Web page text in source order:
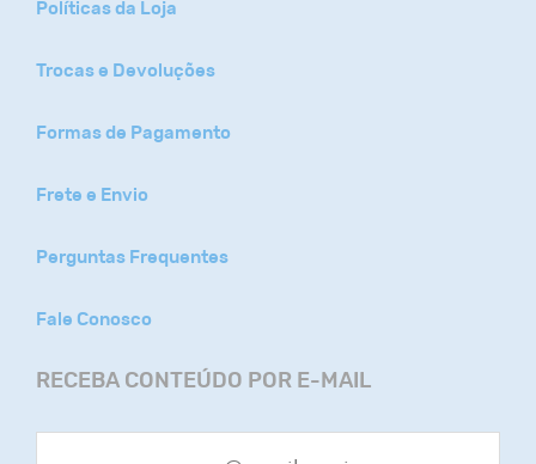
Políticas da Loja
Trocas e Devoluções
Formas de Pagamento
Frete e Envio
Perguntas Frequentes
Fale Conosco
RECEBA CONTEÚDO POR E-MAIL